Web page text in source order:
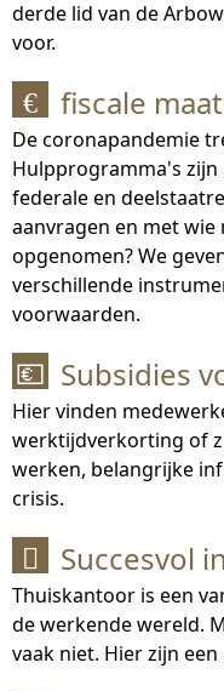
derde lid van de
voor.
€ fiscale
De coronapandemie
Hulpprogramma's
federale en
aanvragen en met
opgenomen? We
verschillende
voorwaarden.
💶 Subsidies
Hier vinden
werktijdverkorting of
werken, belangrijke
crisis.
 Succesvol
Thuiskantoor is een
de werkende wereld.
vaak niet. Hier zijn